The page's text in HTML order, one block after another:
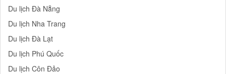
Du lịch Đà Nẵng
Du lịch Nha Trang
Du lịch Đà Lạt
Du lịch Phú Quốc
Du lịch Côn Đảo